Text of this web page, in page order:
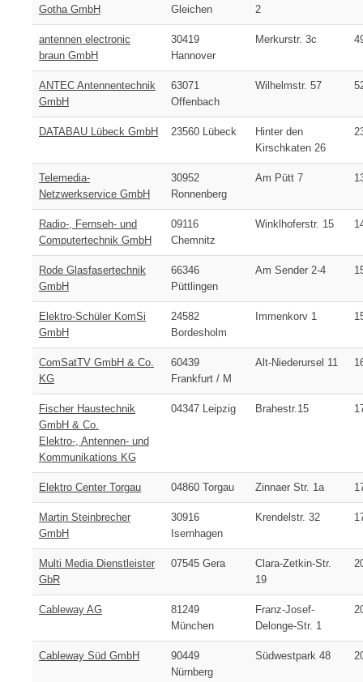
Gotha GmbH
Gleichen
2
antennen electronic
braun GmbH
30419
Hannover
Merkurstr. 3c
ANTEC Antennentechnik
GmbH
63071
Offenbach
Wilhelmstr. 57
DATABAU Lübeck GmbH 23560 Lübeck
Hinter den
Kirschkaten 26
Telemedia-
Netzwerkservice GmbH
30952
Ronnenberg
Am Pütt 7
Radio-, Fernseh- und
Computertechnik GmbH
09116
Chemnitz
Winklhoferstr. 15
Rode Glasfasertechnik
GmbH
66346
Püttlingen
Am Sender 2-4
Elektro-Schüler KomSi
GmbH
24582
Bordesholm
Immenkorv 1
ComSatTV GmbH & Co.
KG
60439
Frankfurt / M
Alt-Niederursel 11
Fischer Haustechnik
GmbH & Co.
Elektro-, Antennen- und
Kommunikations KG
04347 Leipzig Brahestr.15
Elektro Center Torgau 04860 Torgau Zinnaer Str. 1a
Martin Steinbrecher
GmbH
30916
Isernhagen
Krendelstr. 32
Multi Media Dienstleister
GbR
07545 Gera
Clara-Zetkin-Str.
19
Cableway AG
81249
München
Franz-Josef-
Delonge-Str. 1
Cableway Süd GmbH
90449
Nürnberg
Südwestpark 48